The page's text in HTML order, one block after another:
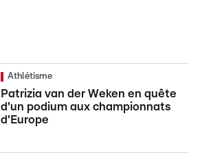
Athlétisme
Patrizia van der Weken en quête
d'un podium aux championnats
d'Europe